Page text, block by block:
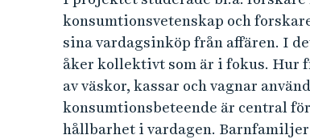
s
u
m
e
konsumtionsvetenskap och
sina vardagsinköp från affären. I
åker kollektivt som är i fokus. Hur
av väskor, kassar och vagnar
konsumtionsbeteende är central
hållbarhet i vardagen.